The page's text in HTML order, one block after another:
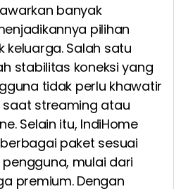
banyak
pilihan
Salah satu
stabilitas koneksi yang
tidak perlu khawatir
streaming atau
Selain itu, IndiHome
paket sesuai
mulai dari
premium. Dengan